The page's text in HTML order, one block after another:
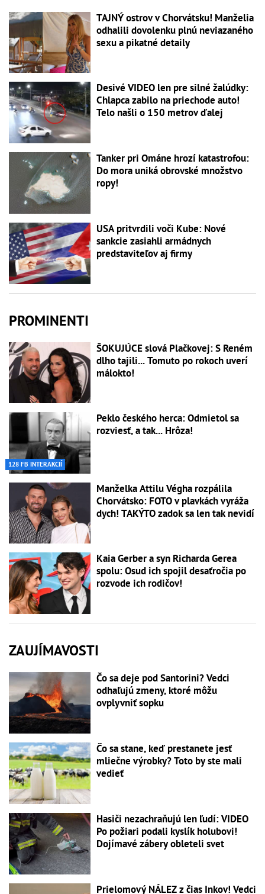
TAJNÝ ostrov v Chorvátsku! Manželia
odhalili dovolenku plnú neviazaného
sexu a pikatné detaily
Desivé VIDEO len pre silné žalúdky:
Chlapca zabilo na priechode auto!
Telo našli o 150 metrov ďalej
Tanker pri Ománe hrozí katastrofou:
Do mora uniká obrovské množstvo
ropy!
USA pritvrdili voči Kube: Nové
sankcie zasiahli armádnych
predstaviteľov aj firmy
PROMINENTI
ŠOKUJÚCE slová Plačkovej: S Reném
dlho tajili... Tomuto po rokoch uverí
málokto!
128 FB INTERAKCIÍ
Peklo českého herca: Odmietol sa
rozviesť, a tak... Hrôza!
Manželka Attilu Végha rozpálila
Chorvátsko: FOTO v plavkách vyráža
dych! TAKÝTO zadok sa len tak nevidí
Kaia Gerber a syn Richarda Gerea
spolu: Osud ich spojil desaťročia po
rozvode ich rodičov!
ZAUJÍMAVOSTI
Čo sa deje pod Santorini? Vedci
odhaľujú zmeny, ktoré môžu
ovplyvniť sopku
Čo sa stane, keď prestanete jesť
mliečne výrobky? Toto by ste mali
vedieť
Hasiči nezachraňujú len ľudí: VIDEO
Po požiari podali kyslík holubovi!
Dojímavé zábery obleteli svet
Prielomový NÁLEZ z čias Inkov! Vedci